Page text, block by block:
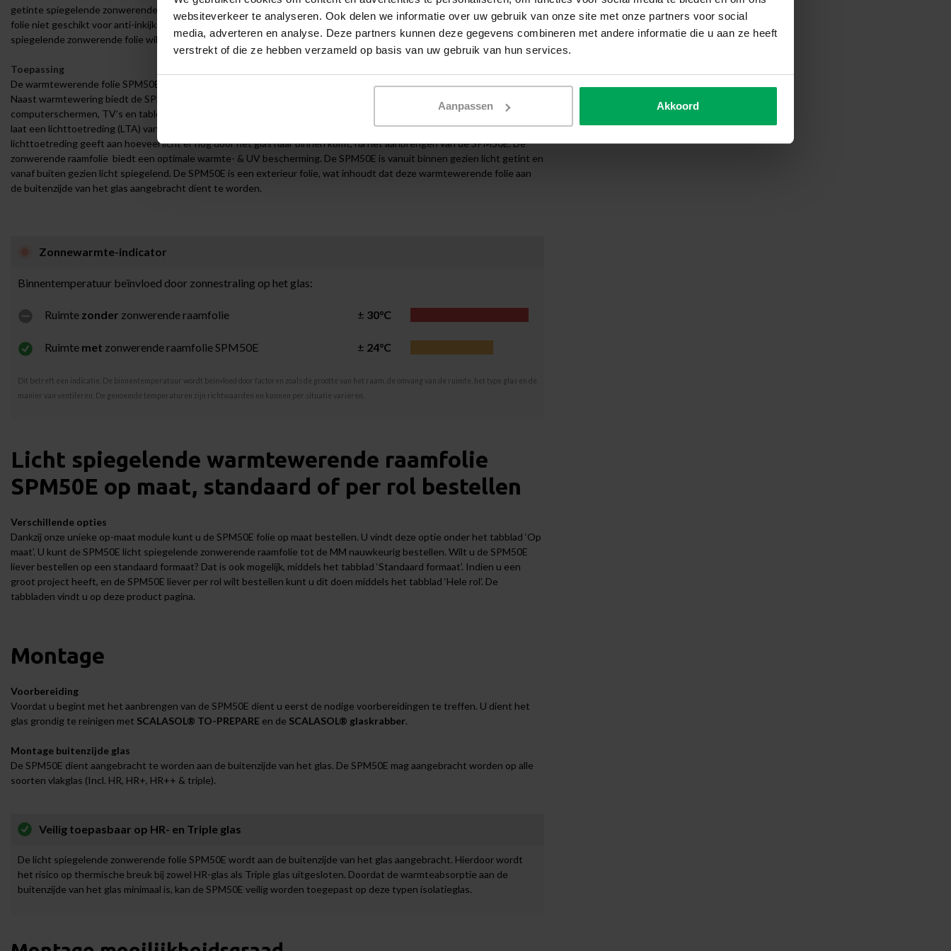
websiteverkeer te analyseren. Ook delen we informatie over uw gebruik van onze site met onze partners voor social
media, adverteren en analyse. Deze partners kunnen deze gegevens combineren met andere informatie die u aan ze heeft
verstrekt of die ze hebben verzameld op basis van uw gebruik van hun services.
Aanpassen Akkoord
getinte spiegelende zonwerende raamfolie uit ons assortiment. Door het licht spiegelende effect van de SPM50E is deze
folie niet geschikt voor anti-inkijk doeleinden. De SPM50E is wel perfect geschikt als u op een subtiele manier
spiegelende zonwerende folie wilt aanbrengen.
Toepassing
De warmtewerende folie SPM50E met licht spiegelend effect is speciaal ontwikkeld om zonnewarmte buiten te houden.
Naast warmtewering biedt de SPM50E ook een (zon) verblinding reductie van 47%. Hierdoor is het zicht op bijv.
computerschermen, TV’s en tablets een stuk beter, zonder hinderlijke schitteringen op het scherm. De zonwerende folie
laat een lichttoetreding (LTA) van 59% door. Dit is zeer hoog, ten opzichte van zijn warmtewerende werking van 55%. De
lichttoetreding geeft aan hoeveel licht er nog door het glas naar binnen komt, na het aanbrengen van de SPM50E. De
zonwerende raamfolie biedt een optimale warmte- & UV bescherming. De SPM50E is vanuit binnen gezien licht getint en
vanaf buiten gezien licht spiegelend. De SPM50E is een exterieur folie, wat inhoudt dat deze warmtewerende folie aan
de buitenzijde van het glas aangebracht dient te worden.
Zonnewarmte-indicator
Binnentemperatuur beïnvloed door zonnestraling op het glas:
Ruimte zonder zonwerende raamfolie ± 30°C
Ruimte met zonwerende raamfolie SPM50E ± 24°C
Dit betreft een indicatie. De binnentemperatuur wordt beïnvloed door factoren zoals de grootte van het raam, de omvang van de ruimte, het type glas en de
manier van ventileren. De genoemde temperaturen zijn richtwaarden en kunnen per situatie variëren.
Licht spiegelende warmtewerende raamfolie
SPM50E op maat, standaard of per rol bestellen
Verschillende opties
Dankzij onze unieke op-maat module kunt u de SPM50E folie op maat bestellen. U vindt deze optie onder het tabblad ‘Op
maat’. U kunt de SPM50E licht spiegelende zonwerende raamfolie tot de MM nauwkeurig bestellen. Wilt u de SPM50E
liever bestellen op een standaard formaat? Dat is ook mogelijk, middels het tabblad ‘Standaard formaat’. Indien u een
groot project heeft, en de SPM50E liever per rol wilt bestellen kunt u dit doen middels het tabblad ‘Hele rol’. De
tabbladen vindt u op deze product pagina.
Montage
Voorbereiding
Voordat u begint met het aanbrengen van de SPM50E dient u eerst de nodige voorbereidingen te treffen. U dient het
glas grondig te reinigen met SCALASOL® TO-PREPARE en de SCALASOL® glaskrabber.
Montage buitenzijde glas
De SPM50E dient aangebracht te worden aan de buitenzijde van het glas. De SPM50E mag aangebracht worden op alle
soorten vlakglas (Incl. HR, HR+, HR++ & triple).
Veilig toepasbaar op HR- en Triple glas
De licht spiegelende zonwerende folie SPM50E wordt aan de buitenzijde van het glas aangebracht. Hierdoor wordt
het risico op thermische breuk bij zowel HR-glas als Triple glas uitgesloten. Doordat de warmteabsorptie aan de
buitenzijde van het glas minimaal is, kan de SPM50E veilig worden toegepast op deze typen isolatieglas.